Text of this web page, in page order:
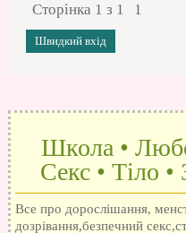
Сторінка 1 з 1
1
Школа •
Секс • Тіло
Все про дорослішання,
дозрівання,безпечний